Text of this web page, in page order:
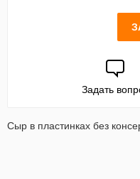
Задать
Сыр в пластинках без